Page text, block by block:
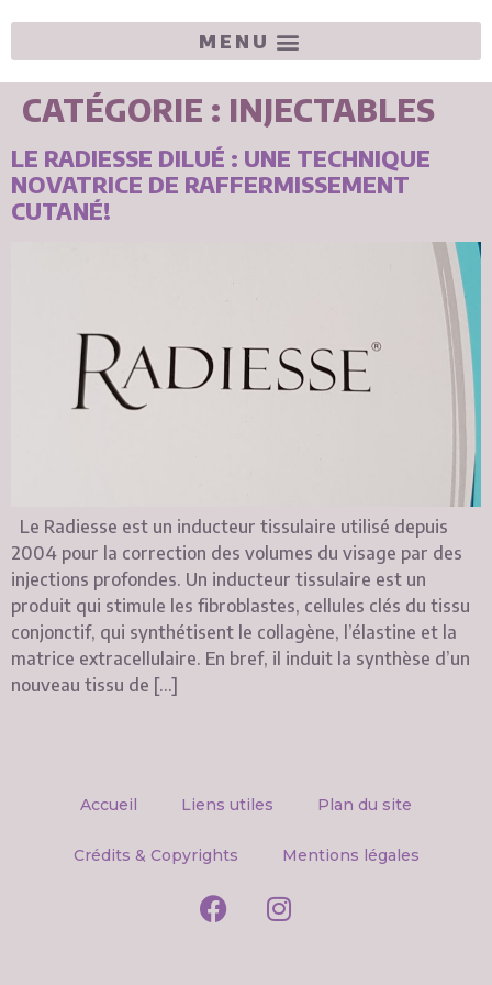
CATÉGORIE : INJECTABLES
LE RADIESSE DILUÉ : UNE TECHNIQUE
NOVATRICE DE RAFFERMISSEMENT
CUTANÉ!
Le Radiesse est un inducteur tissulaire utilisé depuis
2004 pour la correction des volumes du visage par des
injections profondes. Un inducteur tissulaire est un
produit qui stimule les fibroblastes, cellules clés du tissu
conjonctif, qui synthétisent le collagène, l’élastine et la
matrice extracellulaire. En bref, il induit la synthèse d’un
nouveau tissu de […]
Accueil Liens utiles Plan du site
Crédits & Copyrights Mentions légales